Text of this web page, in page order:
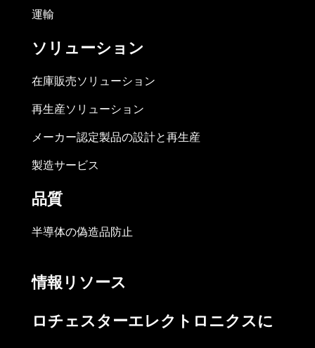
運輸
ソリューション
在庫販売ソリューション
再生産ソリューション
メーカー認定製品の設計と再生産
製造サービス
品質
半導体の偽造品防止
情報リソース
ロチェスターエレクトロニクスに